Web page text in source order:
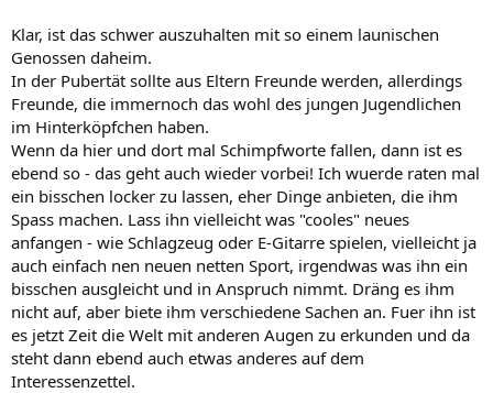
Klar, ist das schwer auszuhalten mit so einem launischen
Genossen daheim.
In der Pubertät sollte aus Eltern Freunde werden, allerdings
Freunde, die immernoch das wohl des jungen Jugendlichen
im Hinterköpfchen haben.
Wenn da hier und dort mal Schimpfworte fallen, dann ist es
ebend so - das geht auch wieder vorbei! Ich wuerde raten mal
ein bisschen locker zu lassen, eher Dinge anbieten, die ihm
Spass machen. Lass ihn vielleicht was "cooles" neues
anfangen - wie Schlagzeug oder E-Gitarre spielen, vielleicht ja
auch einfach nen neuen netten Sport, irgendwas was ihn ein
bisschen ausgleicht und in Anspruch nimmt. Dräng es ihm
nicht auf, aber biete ihm verschiedene Sachen an. Fuer ihn ist
es jetzt Zeit die Welt mit anderen Augen zu erkunden und da
steht dann ebend auch etwas anderes auf dem
Interessenzettel.